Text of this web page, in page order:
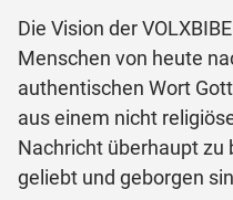
Die Vision der
Menschen von heute
authentischen Wort
aus einem nicht
Nachricht überhaupt zu
geliebt und geborgen